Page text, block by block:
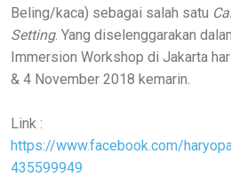
Beling/kaca) sebagai salah satu
Setting. Yang diselenggarakan
Immersion Workshop di Jakarta
& 4 November 2018 kemarin.
Link :
https://www.facebook.com/
435599949